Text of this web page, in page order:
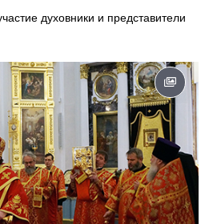
духовники и представители